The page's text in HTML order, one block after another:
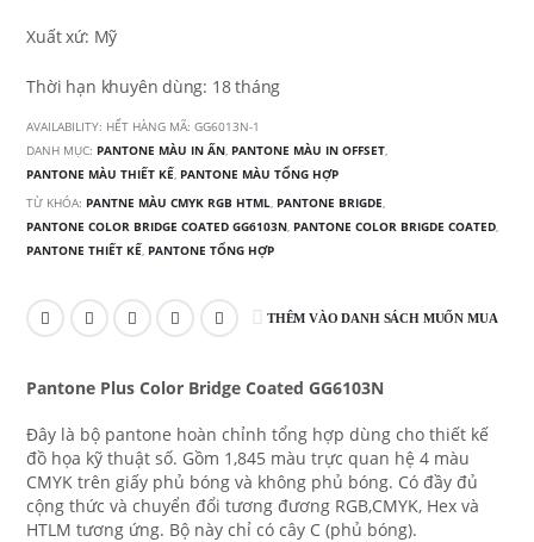
Xuất xứ: Mỹ
Thời hạn khuyên dùng: 18 tháng
AVAILABILITY: HẾT HÀNG MÃ:GG6013N-1
DANH MỤC: PANTONE MÀU IN ẤN, PANTONE MÀU IN OFFSET,
PANTONE MÀU THIẾT KẾ, PANTONE MÀU TỔNG HỢP
TỪ KHÓA: PANTNE MÀU CMYK RGB HTML, PANTONE BRIGDE,
PANTONE COLOR BRIDGE COATED GG6103N, PANTONE COLOR BRIGDE COATED,
PANTONE THIẾT KẾ, PANTONE TỔNG HỢP
THÊM VÀO DANH SÁCH MUỐN MUA
Pantone Plus Color Bridge Coated GG6103N
Đây là bộ pantone hoàn chỉnh tổng hợp dùng cho thiết kế
đồ họa kỹ thuật số. Gồm 1,845 màu trực quan hệ 4 màu
CMYK trên giấy phủ bóng và không phủ bóng. Có đầy đủ
cộng thức và chuyển đổi tương đương RGB,CMYK, Hex và
HTLM tương ứng. Bộ này chỉ có cây C (phủ bóng).